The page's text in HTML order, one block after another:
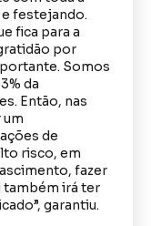
festejando.
fica para a
por
Somos
da
Então, nas
um
de
risco, em
fazer
também irá ter
garantiu.